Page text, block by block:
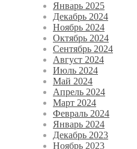
Январь 2025
Декабрь 2024
Ноябрь 2024
Октябрь 2024
Сентябрь 2024
Август 2024
Июль 2024
Май 2024
Апрель 2024
Март 2024
Февраль 2024
Январь 2024
Декабрь 2023
Ноябрь 2023